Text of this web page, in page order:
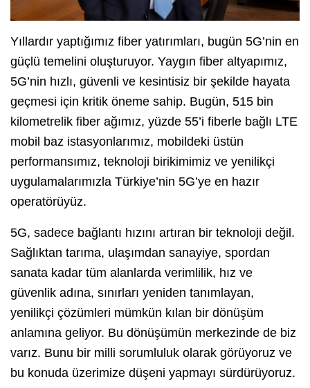
Yıllardır yaptığımız fiber yatırımları, bugün 5G’nin en
güçlü temelini oluşturuyor. Yaygın fiber altyapımız,
5G’nin hızlı, güvenli ve kesintisiz bir şekilde hayata
geçmesi için kritik öneme sahip. Bugün, 515 bin
kilometrelik fiber ağımız, yüzde 55’i fiberle bağlı LTE
mobil baz istasyonlarımız, mobildeki üstün
performansımız, teknoloji birikimimiz ve yenilikçi
uygulamalarımızla Türkiye’nin 5G’ye en hazır
operatörüyüz.
5G, sadece bağlantı hızını artıran bir teknoloji değil.
Sağlıktan tarıma, ulaşımdan sanayiye, spordan
sanata kadar tüm alanlarda verimlilik, hız ve
güvenlik adına, sınırları yeniden tanımlayan,
yenilikçi çözümleri mümkün kılan bir dönüşüm
anlamına geliyor. Bu dönüşümün merkezinde de biz
varız. Bunu bir milli sorumluluk olarak görüyoruz ve
bu konuda üzerimize düşeni yapmayı sürdürüyoruz.